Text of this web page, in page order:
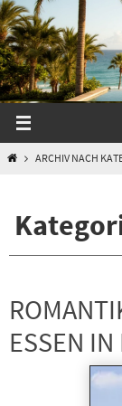
Zum
Inhalt
springen
STARTARCHIV NACH
ESSEN